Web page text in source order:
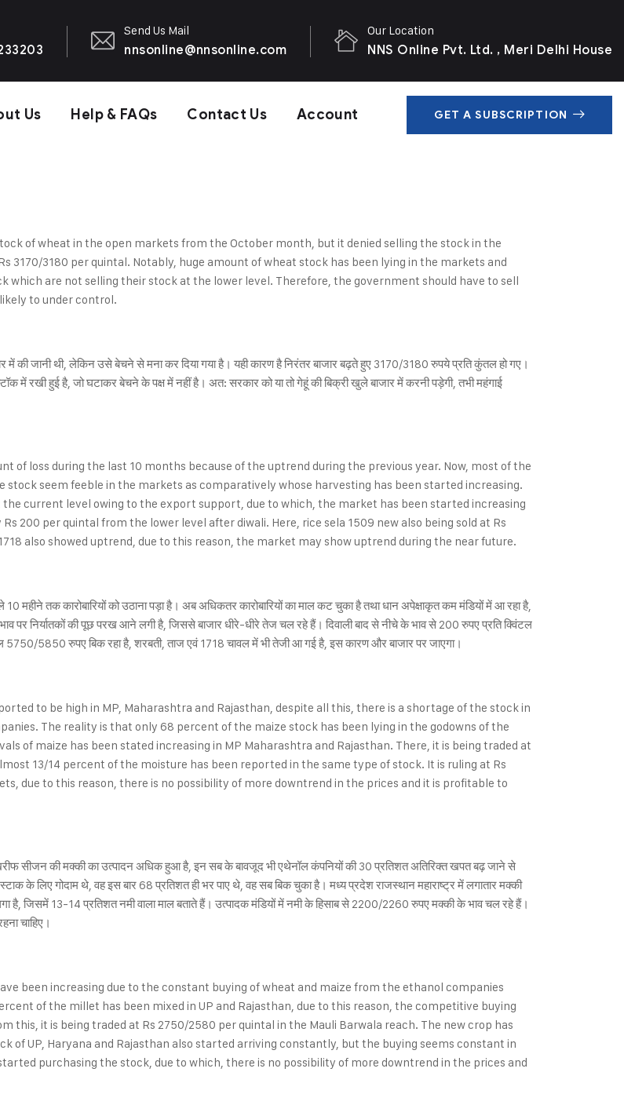
Send Us Mail
nnsonline@nnsonline.com
Our Location
NNS Online Pvt. Ltd. , Meri Delhi House
Us Help & FAQs Contact Us Account GET A SUBSCRIPTION
of wheat in the open markets from the October month, but it denied selling the stock in the
3170/3180 per quintal. Notably, huge amount of wheat stock has been lying in the markets and
which are not selling their stock at the lower level. Therefore, the government should have to sell
to under control.
में की जानी थी, लेकिन उसे बेचने से मना कर दिया गया है। यही कारण है निरंतर बाजार बढ़ते हुए 3170/3180 रुपये प्रति कुंतल हो गए।
में रखी हुई है, जो घटाकर बेचने के पक्ष में नहीं है। अत: सरकार को या तो गेहूं की बिक्री खुले बाजार में करनी पड़ेगी, तभी महंगाई
of loss during the last 10 months because of the uptrend during the previous year. Now, most of the
seem feeble in the markets as comparatively whose harvesting has been started increasing.
current level owing to the export support, due to which, the market has been started increasing
200 per quintal from the lower level after diwali. Here, rice sela 1509 new also being sold at Rs
also showed uptrend, due to this reason, the market may show uptrend during the near future.
महीने तक कारोबारियों को उठाना पड़ा है। अब अधिकतर कारोबारियों का माल कट चुका है तथा धान अपेक्षाकृत कम मंडियों में आ रहा है,
पर निर्यातकों की पूछ परख आने लगी है, जिससे बाजार धीरे-धीरे तेज चल रहे हैं। दिवाली बाद से नीचे के भाव से 200 रुपए प्रति क्विंटल
5850 रुपए बिक रहा है, शरबती, ताज एवं 1718 चावल में भी तेजी आ गई है, इस कारण और बाजार पर जाएगा।
to be high in MP, Maharashtra and Rajasthan, despite all this, there is a shortage of the stock in
The reality is that only 68 percent of the maize stock has been lying in the godowns of the
of maize has been stated increasing in MP Maharashtra and Rajasthan. There, it is being traded at
13/14 percent of the moisture has been reported in the same type of stock. It is ruling at Rs
due to this reason, there is no possibility of more downtrend in the prices and it is profitable to
खरीफ सीजन की मक्की का उत्पादन अधिक हुआ है, इन सब के बावजूद भी एथेनॉल कंपनियों की 30 प्रतिशत अतिरिक्त खपत बढ़ जाने से
के लिए गोदाम थे, वह इस बार 68 प्रतिशत ही भर पाए थे, वह सब बिक चुका है। मध्य प्रदेश राजस्थान महाराष्ट्र में लगातार मक्की
है, जिसमें 13-14 प्रतिशत नमी वाला माल बताते हैं। उत्पादक मंडियों में नमी के हिसाब से 2200/2260 रुपए मक्की के भाव चल रहे हैं।
चाहिए।
been increasing due to the constant buying of wheat and maize from the ethanol companies
of the millet has been mixed in UP and Rajasthan, due to this reason, the competitive buying
it is being traded at Rs 2750/2580 per quintal in the Mauli Barwala reach. The new crop has
of UP, Haryana and Rajasthan also started arriving constantly, but the buying seems constant in
purchasing the stock, due to which, there is no possibility of more downtrend in the prices and